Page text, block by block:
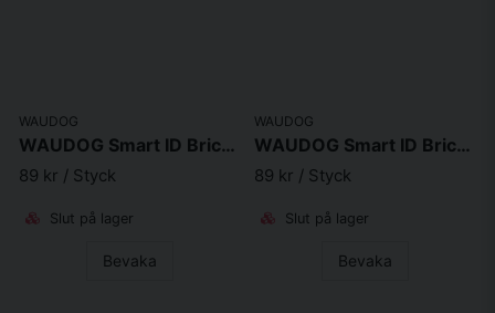
WAUDOG
WAUDOG Smart ID Bricka för Hund & Katt Pomegranate Ben 40mm
89 kr / Styck
Slut på lager
Bevaka
WAUDOG
WAUDOG Smart ID Bricka för Hund & Katt Pomegranate Rund
89 kr / Styck
Slut på lager
Bevaka